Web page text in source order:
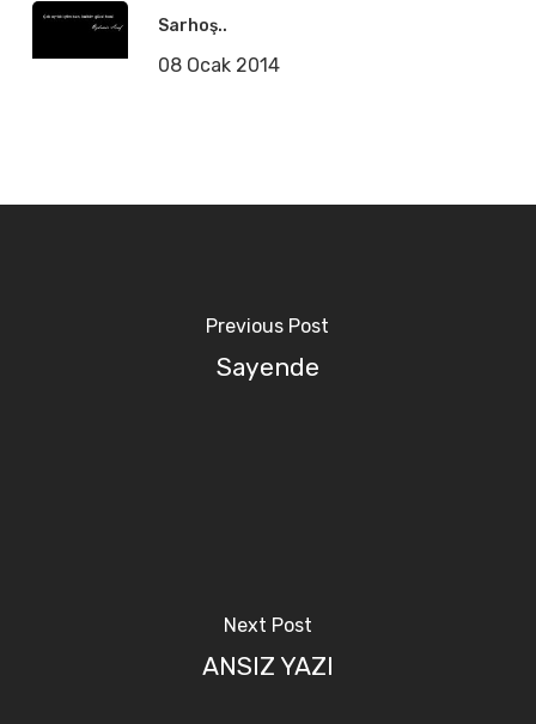
Sarhoş..
08 Ocak 2014
Previous Post
Sayende
Next Post
ANSIZ YAZI